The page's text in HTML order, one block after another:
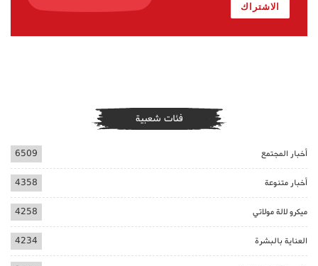
الاشتراك
فئات شعبية
أخبار المجتمع 6509
أخبار متنوعة 4358
ميكرو لالة مولاتي 4258
العناية بالبشرة 4234